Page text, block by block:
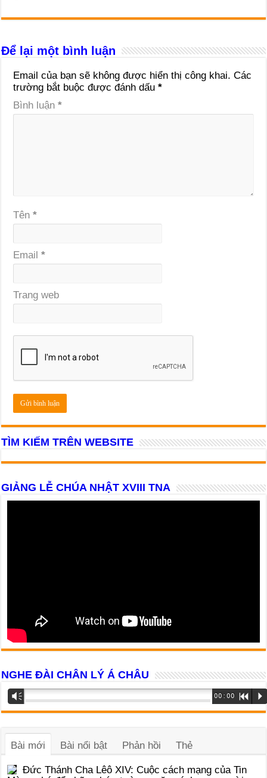
Để lại một bình luận
Email của bạn sẽ không được hiển thị công khai. Các
trường bắt buộc được đánh dấu*
Bình luận*
Tên*
Email*
Trang web
TÌM KIẾM TRÊN WEBSITE
GIẢNG LỄ CHÚA NHẬT XVIII TNA
NGHE ĐÀI CHÂN LÝ Á CHÂU
Trình
phát
âm
Vm 00:00 R P
Bài mới Bài nổi bật Phản hồi Thẻ
Đức Thánh Cha Lêô XIV: Cuộc cách mạng của Tin